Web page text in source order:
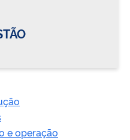
e operação